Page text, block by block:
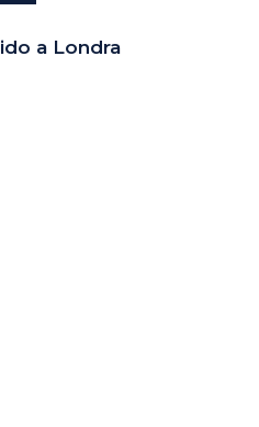
a Londra